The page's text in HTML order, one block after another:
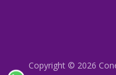
Copyright © 2026